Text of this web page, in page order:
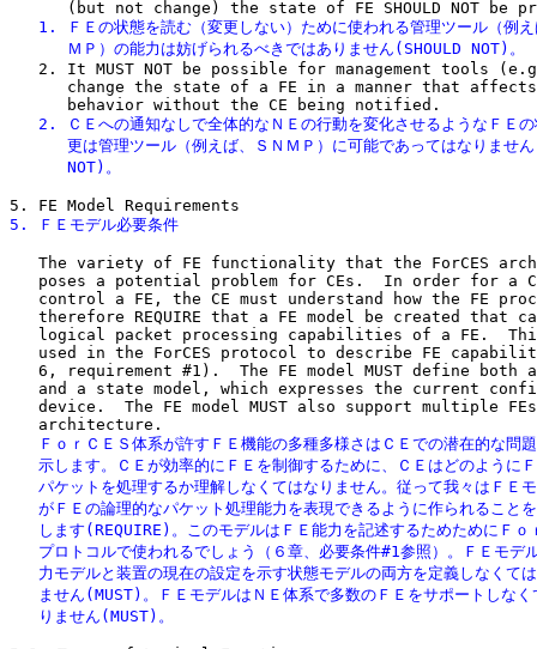
1. ＦＥの状態を読む（変更しない）ために使われる管理ツール（例
      ＭＰ）の能力は妨げられるべきではありません(SHOULD NOT)。
2. It MUST NOT be possible for management tools
change the state of a FE in a manner that
2. ＣＥへの通知なしで全体的なＮＥの行動を変化させるようなＦＥ
更は管理ツール（例えば、ＳＮＭＰ）に可能であってはなりませ
      NOT)。
5. ＦＥモデル必要条件
The variety of FE functionality that the ForCES
poses a potential problem for CEs.  In order for a
control a FE, the CE must understand how the FE
therefore REQUIRE that a FE model be created that
logical packet processing capabilities of a FE.
used in the ForCES protocol to describe FE
6, requirement #1).  The FE model MUST define both
and a state model, which expresses the current
device.  The FE model MUST also support multiple
ＦｏｒＣＥＳ体系が許すＦＥ機能の多種多様さはＣＥでの潜在的な問
示します。ＣＥが効率的にＦＥを制御するために、ＣＥはどのように
パケットを処理するか理解しなくてはなりません。従って我々はＦＥ
がＦＥの論理的なパケット処理能力を表現できるように作られること
します(REQUIRE)。このモデルはＦＥ能力を記述するためためにＦｏ
プロトコルで使われるでしょう（６章、必要条件#1参照）。ＦＥモデ
力モデルと装置の現在の設定を示す状態モデルの両方を定義しなくて
ません(MUST)。ＦＥモデルはＮＥ体系で多数のＦＥをサポートしなく
   りません(MUST)。